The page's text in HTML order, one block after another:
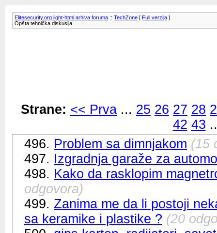
Elitesecurity.org light-html arhiva foruma :: TechZone [ Full verzija ]
Opšta tehnička diskusija.
Strane: << Prva ... 25 26 27 28
42 43
496. Problem sa dimnjakom (15
497. Izgradnja garaže za
498. Kako da rasklopim
odgovora)
499. Zanima me da li postoji
sa keramike i plastike ? (20